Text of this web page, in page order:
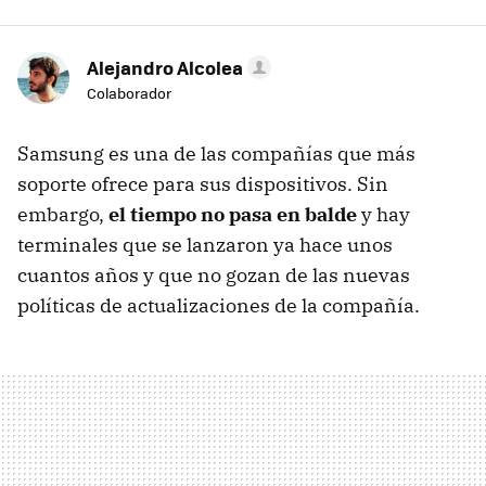
Alejandro Alcolea
Colaborador
Samsung es una de las compañías que más
soporte ofrece para sus dispositivos. Sin
embargo, el tiempo no pasa en baldey hay
terminales que se lanzaron ya hace unos
cuantos años y que no gozan de las nuevas
políticas de actualizaciones de la compañía.